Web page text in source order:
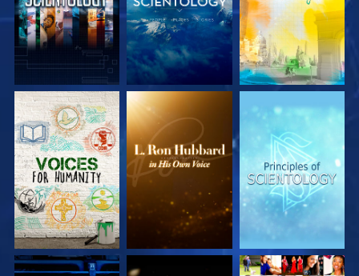
VERKEN DE SERIE VERKEN DE SERIE VERKEN DE SERIE